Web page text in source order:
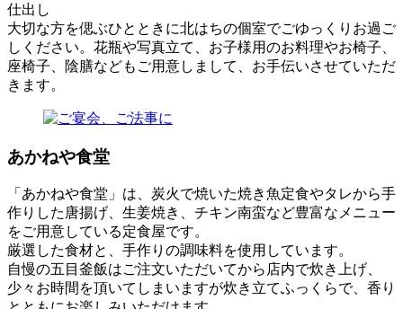
仕出し
大切な方を偲ぶひとときに北はちの個室でごゆっくりお過ご
しください。花瓶や写真立て、お子様用のお料理やお椅子、
座椅子、陰膳などもご用意しまして、お手伝いさせていただ
きます。
あかねや食堂
「あかねや食堂」は、炭火で焼いた焼き魚定食やタレから手
作りした唐揚げ、生姜焼き、チキン南蛮など豊富なメニュー
をご用意している定食屋です。
厳選した食材と、手作りの調味料を使用しています。
自慢の五目釜飯はご注文いただいてから店内で炊き上げ、
少々お時間を頂いてしまいますが炊き立てふっくらで、香り